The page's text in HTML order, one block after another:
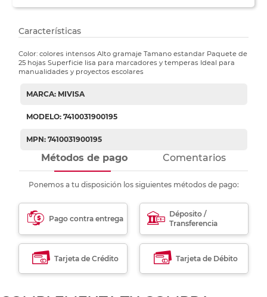
Características
Color: colores intensos Alto gramaje Tamano estandar Paquete de
25 hojas Superficie lisa para marcadores y temperas Ideal para
manualidades y proyectos escolares
MARCA: MIVISA
MODELO: 7410031900195
MPN: 7410031900195
Métodos de pago Comentarios
Ponemos a tu disposición los siguientes métodos de pago:
Pago contra entrega
Déposito /
Transferencia
Tarjeta de Crédito Tarjeta de Débito